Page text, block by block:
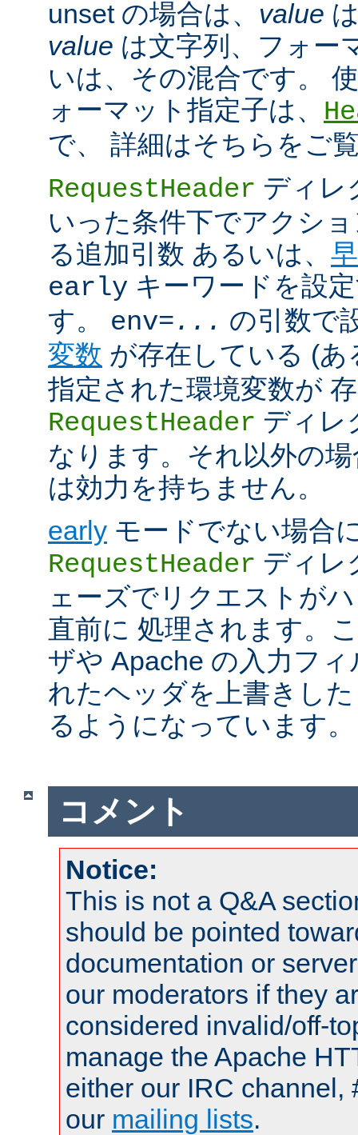
unset の場合は、 value
value は文字列、フォー
いは、その混合です。
ォーマット指定子は、
で、 詳細はそちらをご
RequestHeader ディレ
いった条件下でアクシ
る追加引数 あるいは、
early キーワードを設
す。 env=... の引数で
変数 が存在している (
指定された環境変数が
RequestHeader ディレ
なります。それ以外の
は効力を持ちません。
early モードでない場合
RequestHeader ディレ
ェーズでリクエストが
直前に 処理されます。
ザや Apache の入力フ
れたヘッダを上書きし
るようになっています。
コメント
Notice:
This is not a Q&A
should be pointed
documentation or
our moderators if they
considered invalid/off-
manage the Apache
either our IRC channel,
our mailing lists.